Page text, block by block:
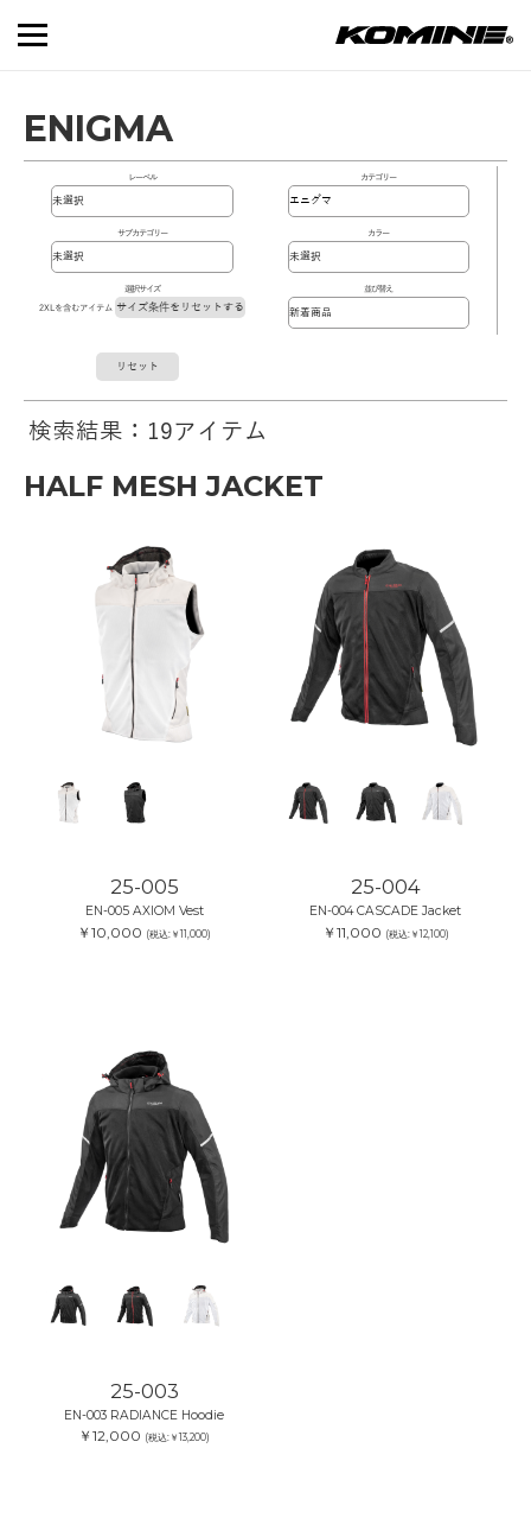
ENIGMA
レーベル カテゴリー
サブカテゴリー カラー
選択サイズ
2XLを含むアイテム サイズ条件をリセットする
並び替え
リセット
検索結果：19アイテム
HALF MESH JACKET
25-005
EN-005 AXIOM Vest
￥10,000 (税込:￥11,000)
25-004
EN-004 CASCADE Jacket
￥11,000 (税込:￥12,100)
25-003
EN-003 RADIANCE Hoodie
￥12,000 (税込:￥13,200)